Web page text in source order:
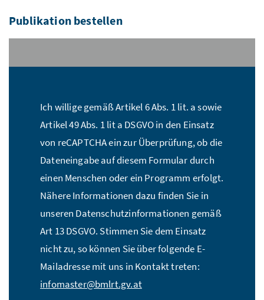
Publikation bestellen
Ich willige gemäß Artikel 6 Abs. 1 lit. a sowie
Artikel 49 Abs. 1 lit a DSGVO in den Einsatz
von reCAPTCHA ein zur Überprüfung, ob die
Dateneingabe auf diesem Formular durch
einen Menschen oder ein Programm erfolgt.
Nähere Informationen dazu finden Sie in
unseren Datenschutzinformationen gemäß
Art 13 DSGVO. Stimmen Sie dem Einsatz
nicht zu, so können Sie über folgende E-
Mailadresse mit uns in Kontakt treten:
infomaster@bmlrt.gv.at
Name:*
E-Mail Adresse:*
PLZ:*